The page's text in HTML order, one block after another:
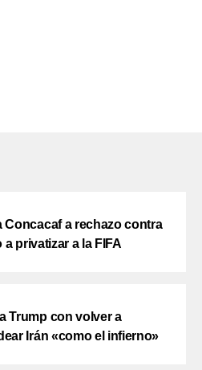
Concacaf a rechazo contra
a privatizar a la FIFA
Trump con volver a
Irán «como el infierno»